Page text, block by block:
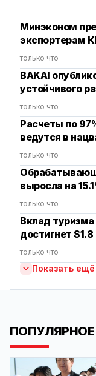
Минэконом
экспортерам
только что
BAKAI
устойчивого
только что
Расчеты по
ведутся в
только что
выросла на
только что
Вклад
достигнет
только что
Показать ещё
ПОПУЛЯРНОЕ